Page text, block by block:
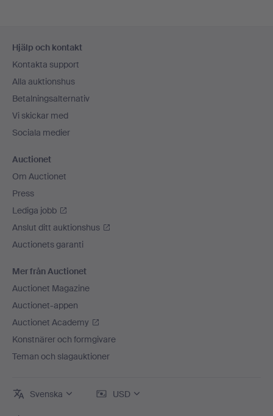
Hjälp och kontakt
Kontakta support
Alla auktionshus
Betalningsalternativ
Vi skickar med
Sociala medier
Auctionet
Om Auctionet
Press
Lediga jobb
Anslut ditt auktionshus
Auctionets garanti
Mer från Auctionet
Auctionet Magazine
Auctionet-appen
Auctionet Academy
Konstnärer och formgivare
Teman och slagauktioner
Svenska USD